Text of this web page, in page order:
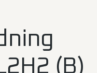
(B)